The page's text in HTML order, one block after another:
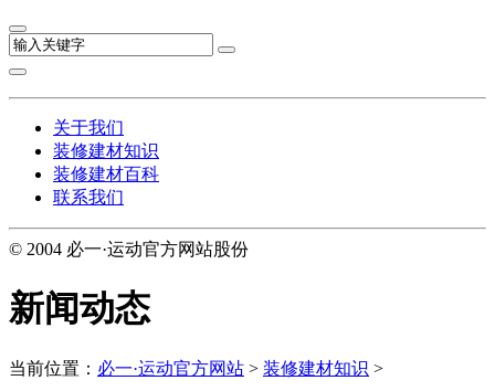
关于我们
装修建材知识
装修建材百科
联系我们
© 2004 必一·运动官方网站股份
新闻动态
当前位置： 必一·运动官方网站 > 装修建材知识 >